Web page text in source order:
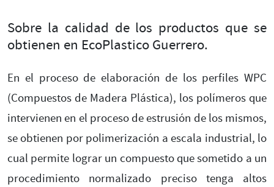
Sobre la calidad de los productos que se
obtienen en EcoPlastico Guerrero.
En el proceso de elaboración de los perfiles WPC
(Compuestos de Madera Plástica), los polímeros que
intervienen en el proceso de estrusión de los mismos,
se obtienen por polimerización a escala industrial, lo
cual permite lograr un compuesto que sometido a un
procedimiento normalizado preciso tenga altos